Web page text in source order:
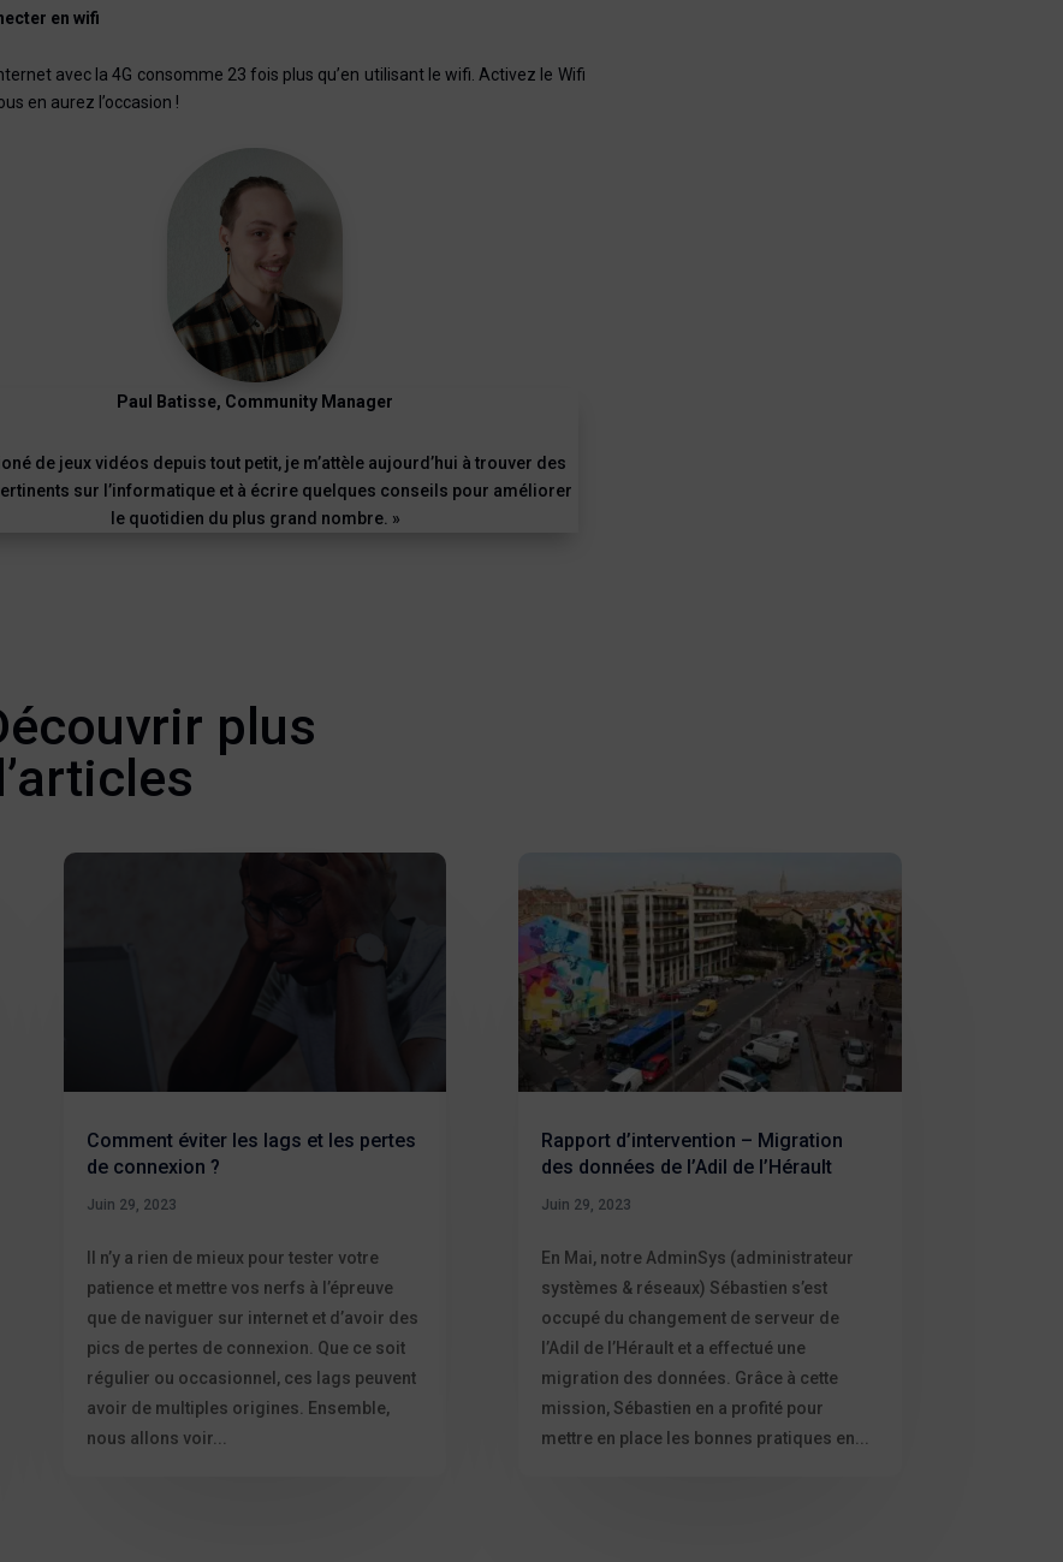
en wifi
avec la 4G consomme 23 fois plus qu’en utilisant le wifi. Activez le Wifi
en aurez l’occasion !
Paul Batisse, Community Manager
de jeux vidéos depuis tout petit, je m’attèle aujourd’hui à trouver des
sur l’informatique et à écrire quelques conseils pour améliorer
le quotidien du plus grand nombre. »
plus
Comment éviter les lags et les pertes
de connexion ?
Juin 29, 2023
Il n’y a rien de mieux pour tester votre
patience et mettre vos nerfs à l’épreuve
que de naviguer sur internet et d’avoir des
pics de pertes de connexion. Que ce soit
régulier ou occasionnel, ces lags peuvent
avoir de multiples origines. Ensemble,
nous allons voir...
Rapport d’intervention – Migration
des données de l’Adil de l’Hérault
Juin 29, 2023
En Mai, notre AdminSys (administrateur
systèmes & réseaux) Sébastien s’est
occupé du changement de serveur de
l’Adil de l’Hérault et a effectué une
migration des données. Grâce à cette
mission, Sébastien en a profité pour
mettre en place les bonnes pratiques en...